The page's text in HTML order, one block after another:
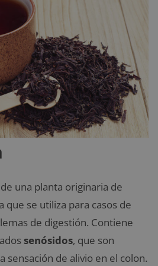
una planta originaria de
que se utiliza para casos de
de digestión. Contiene
senósidos, que son
sensación de alivio en el colon.